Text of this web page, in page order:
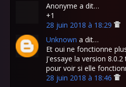
Anonyme a dit…
+1
28 juin 2018 à 18:29
Unknown a dit…
Et oui ne fonctionne
J'essaye la version
pour voir si elle
28 juin 2018 à 18:46